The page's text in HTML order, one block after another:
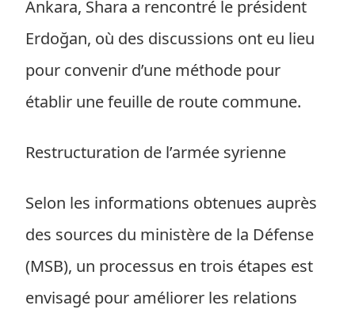
Ankara, Shara a rencontré le président
Erdoğan, où des discussions ont eu lieu
pour convenir d’une méthode pour
établir une feuille de route commune.
Restructuration de l’armée syrienne
Selon les informations obtenues auprès
des sources du ministère de la Défense
(MSB), un processus en trois étapes est
envisagé pour améliorer les relations